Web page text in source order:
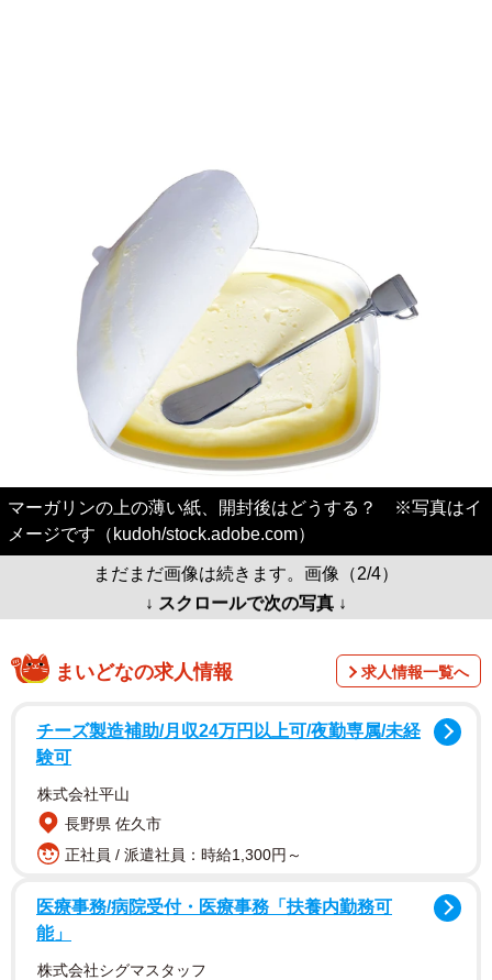
マーガリンの上の薄い紙、開封後はどうする？ ※写真はイ
メージです（kudoh/stock.adobe.com）
まだまだ画像は続きます。画像（2/4）
↓ スクロールで次の写真 ↓
まいどなの求人情報 求人情報一覧へ
チーズ製造補助/月収24万円以上可/夜勤専属/未経
験可
株式会社平山
長野県 佐久市
正社員 / 派遣社員：時給1,300円～
医療事務/病院受付・医療事務「扶養内勤務可
能」
株式会社シグマスタッフ